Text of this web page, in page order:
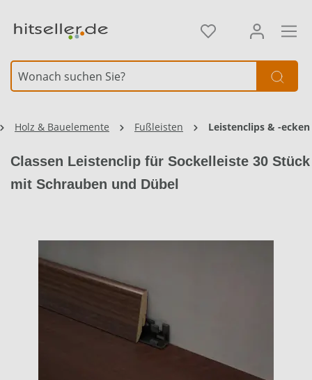
Holz & Bauelemente Fußleisten Leistenclips & -ecken
Classen Leistenclip für Sockelleiste 30 Stück
mit Schrauben und Dübel